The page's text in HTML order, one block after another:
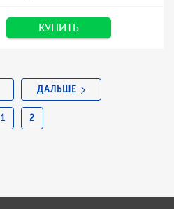
КУПИТЬ
1 2
ДАЛЬШЕ